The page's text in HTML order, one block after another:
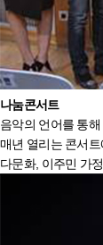
나눔콘서트
음악의 언어를 통
매년 열리는 콘서
다문화, 이주민 가